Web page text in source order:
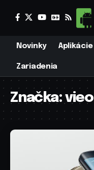
Novinky Aplikácie
Zariadenia
Značka:vieo